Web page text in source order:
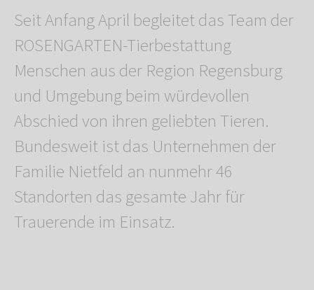
Seit Anfang April begleitet das Team der
ROSENGARTEN-Tierbestattung
Menschen aus der Region Regensburg
und Umgebung beim würdevollen
Abschied von ihren geliebten Tieren.
Bundesweit ist das Unternehmen der
Familie Nietfeld an nunmehr 46
Standorten das gesamte Jahr für
Trauerende im Einsatz.